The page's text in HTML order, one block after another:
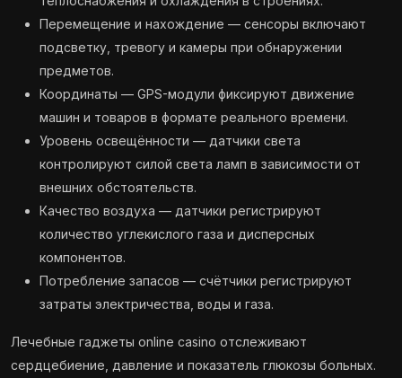
Перемещение и нахождение — сенсоры включают
подсветку, тревогу и камеры при обнаружении
предметов.
Координаты — GPS-модули фиксируют движение
машин и товаров в формате реального времени.
Уровень освещённости — датчики света
контролируют силой света ламп в зависимости от
внешних обстоятельств.
Качество воздуха — датчики регистрируют
количество углекислого газа и дисперсных
компонентов.
Потребление запасов — счётчики регистрируют
затраты электричества, воды и газа.
Лечебные гаджеты online casino отслеживают
сердцебиение, давление и показатель глюкозы больных.